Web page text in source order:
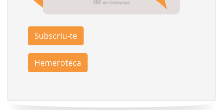
Subscriu-te
Hemeroteca